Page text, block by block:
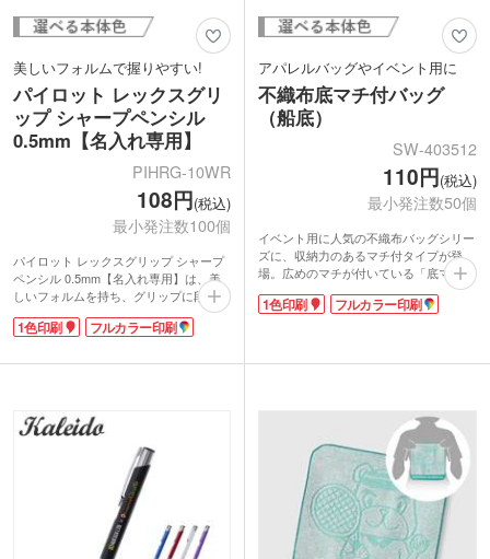
美しいフォルムで握りやすい!
パイロット レックスグリ
ップ シャープペンシル
0.5mm【名入れ専用】
PIHRG-10WR
108円(税込)
最小発注数100個
パイロット レックスグリップ シャープ
ペンシル 0.5mm【名入れ専用】は、美
しいフォルムを持ち、グリップに段差が
ないから握りやすいシャープペンシル。
ボディーが白なので社名・メッセージな
ルカラー5色をご用意。
1色印刷 フルカラー印刷
アパレルバッグやイベント用に
不織布底マチ付バッグ
（船底）
SW-403512
110円(税込)
最小発注数50個
イベント用に人気の不織布バッグシリー
ズに、収納力のあるマチ付タイプが登
場。広めのマチが付いている「底マチ付
バッグ(船底)」なら、たっぷり入りま
す。展示会やイベント向けだけではな
ー、都会的なライトグレーなど、ポピュ
1色印刷 フルカラー印刷